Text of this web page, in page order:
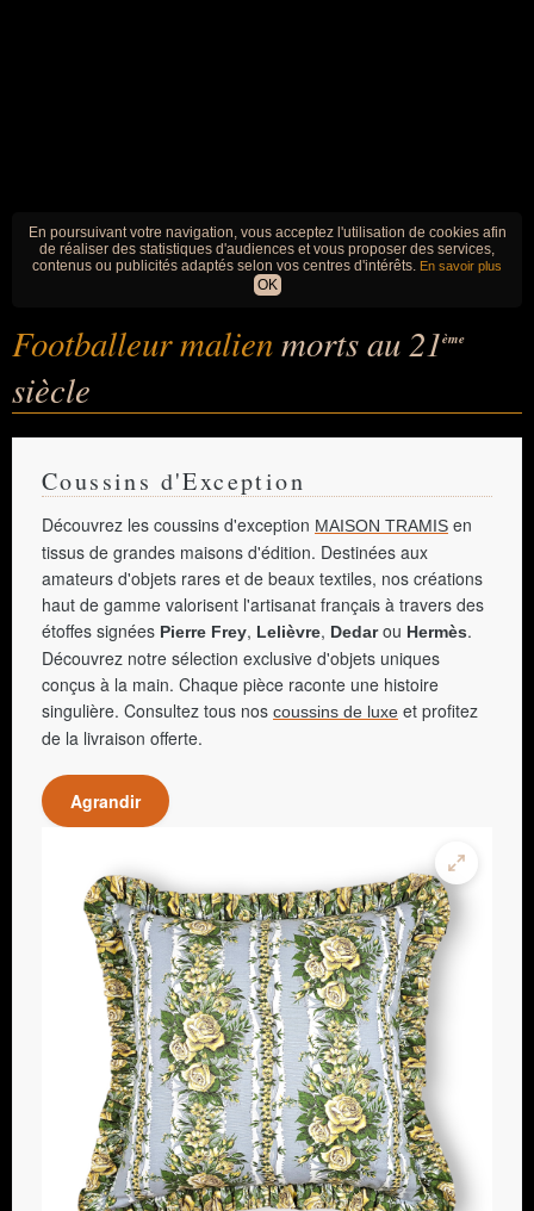
En poursuivant votre navigation, vous acceptez l'utilisation de cookies afin
de réaliser des statistiques d'audiences et vous proposer des services,
contenus ou publicités adaptés selon vos centres d'intérêts. En savoir plus
OK
Footballeur malienmorts au 21ème
siècle
Coussins d'Exception
Découvrez les coussins d'exception MAISON TRAMIS en
tissus de grandes maisons d'édition. Destinées aux
amateurs d'objets rares et de beaux textiles, nos créations
haut de gamme valorisent l'artisanat français à travers des
étoffes signées Pierre Frey, Lelièvre, Dedarou Hermès.
Découvrez notre sélection exclusive d'objets uniques
conçus à la main. Chaque pièce raconte une histoire
singulière. Consultez tous nos coussins de luxe et profitez
de la livraison offerte.
Agrandir